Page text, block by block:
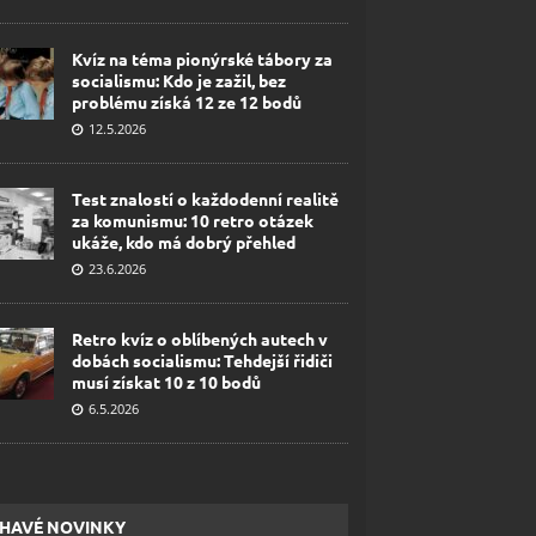
Kvíz na téma pionýrské tábory za
socialismu: Kdo je zažil, bez
problému získá 12 ze 12 bodů
12.5.2026
Test znalostí o každodenní realitě
za komunismu: 10 retro otázek
ukáže, kdo má dobrý přehled
23.6.2026
Retro kvíz o oblíbených autech v
dobách socialismu: Tehdejší řidiči
musí získat 10 z 10 bodů
6.5.2026
NOVINKY